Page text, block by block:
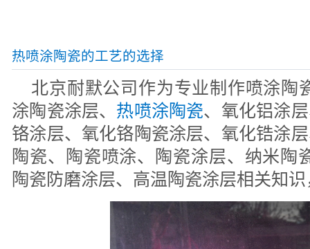
热喷涂陶瓷的工艺的选择
北京耐默公司作为专业制作喷涂陶
涂陶瓷涂层、 热喷涂陶瓷、氧化铝涂
铬涂层、氧化铬陶瓷涂层、氧化锆涂
陶瓷、陶瓷喷涂、陶瓷涂层、纳米陶
陶瓷防磨涂层、高温陶瓷涂层相关知